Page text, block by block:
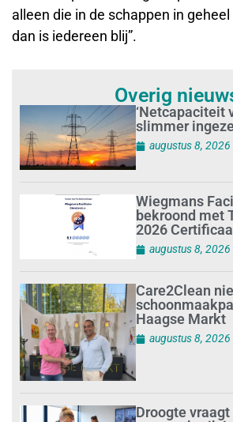
alleen die in de schappen in
dan is iedereen blij”.
Overig
‘Netcapaciteit
slimmer
augustus 8, 2026
Wiegmans
bekroond met
2026
augustus 8, 2026
Care2Clean
Haagse Markt
augustus 8, 2026
Droogte